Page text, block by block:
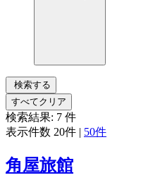
検索する
すべてクリア
検索結果: 7 件
表示件数 20件 | 50件
角屋旅館